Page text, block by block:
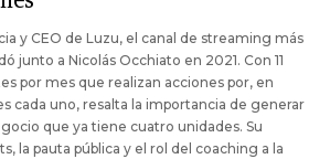
y CEO de Luzu, el canal de streaming más
junto a Nicolás Occhiato en 2021. Con 11
por mes que realizan acciones por, en
cada uno, resalta la importancia de generar
que ya tiene cuatro unidades. Su
la pauta pública y el rol del coaching a la